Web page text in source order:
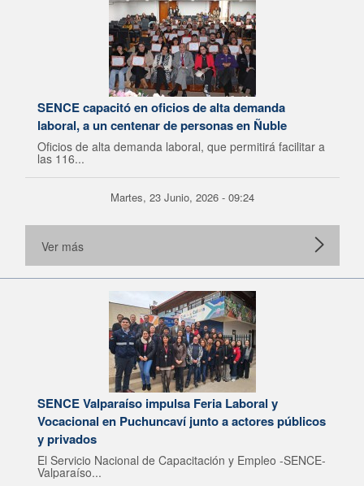
SENCE capacitó en oficios de alta demanda
laboral, a un centenar de personas en Ñuble
Oficios de alta demanda laboral, que permitirá facilitar a
las 116...
Martes, 23 Junio, 2026 - 09:24
Ver más
SENCE Valparaíso impulsa Feria Laboral y
Vocacional en Puchuncaví junto a actores públicos
y privados
El Servicio Nacional de Capacitación y Empleo -SENCE-
Valparaíso...